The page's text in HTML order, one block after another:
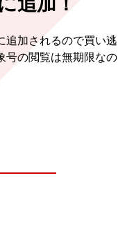
追加されるので買い逃
号の閲覧は無期限なの